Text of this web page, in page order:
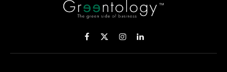
Facebook
X
(Twitter)
InstagramLinkedIn